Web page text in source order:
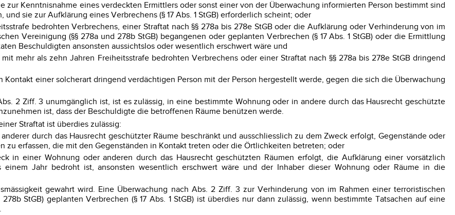
zur Kenntnisnahme eines verdeckten Ermittlers oder sonst einer von der Überwachung informierten Person bestimmt sind
sie zur Aufklärung eines Verbrechens (§ 17 Abs. 1 StGB) erforderlich scheint; oder
bedrohten Verbrechens, einer Straftat nach §§ 278a bis 278e StGB oder die Aufklärung oder Verhinderung von im
Vereinigung (§§ 278a und 278b StGB) begangenen oder geplanten Verbrechen (§ 17 Abs. 1 StGB) oder die Ermittlung
Beschuldigten ansonsten aussichtslos oder wesentlich erschwert wäre und
mehr als zehn Jahren Freiheitsstrafe bedrohten Verbrechens oder einer Straftat nach §§ 278a bis 278e StGB dringend
Kontakt einer solcherart dringend verdächtigen Person mit der Person hergestellt werde, gegen die sich die Überwachung
2 Ziff. 3 unumgänglich ist, ist es zulässig, in eine bestimmte Wohnung oder in andere durch das Hausrecht geschützte
ist, dass der Beschuldigte die betroffenen Räume benützen werde.
Straftat ist überdies zulässig:
durch das Hausrecht geschützter Räume beschränkt und ausschliesslich zu dem Zweck erfolgt, Gegenstände oder
zu erfassen, die mit den Gegenständen in Kontakt treten oder die Örtlichkeiten betreten; oder
in einer Wohnung oder anderen durch das Hausrecht geschützten Räumen erfolgt, die Aufklärung einer vorsätzlich
Jahr bedroht ist, ansonsten wesentlich erschwert wäre und der Inhaber dieser Wohnung oder Räume in die
gewahrt wird. Eine Überwachung nach Abs. 2 Ziff. 3 zur Verhinderung von im Rahmen einer terroristischen
StGB) geplanten Verbrechen (§ 17 Abs. 1 StGB) ist überdies nur dann zulässig, wenn bestimmte Tatsachen auf eine